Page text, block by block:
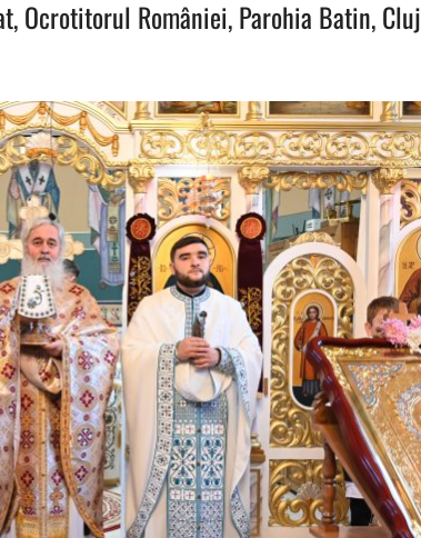
Ocrotitorul României, Parohia Batin, Cluj